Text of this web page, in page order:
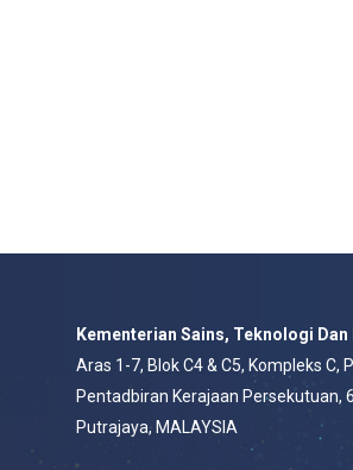
Kementerian Sains, Teknologi Dan
Aras 1-7, Blok C4 & C5, Kompleks C,
Pentadbiran Kerajaan Persekutuan,
Putrajaya, MALAYSIA